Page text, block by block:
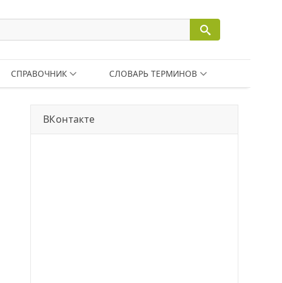
СПРАВОЧНИК СЛОВАРЬ ТЕРМИНОВ
ВКонтакте